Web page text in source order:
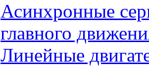
Асинхронные
главного
Линейные